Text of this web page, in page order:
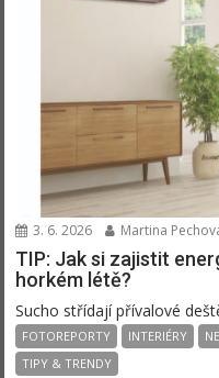
3. 6. 2026 Martina
TIP: Jak si zajistit
horkém létě?
Sucho střídají přívalové
FOTOREPORTY INTERIÉRY
TIPY & TRENDY